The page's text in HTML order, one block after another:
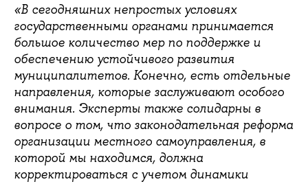
«В сегодняшних непростых условиях
государственными органами принимается
большое количество мер по поддержке и
обеспечению устойчивого развития
муниципалитетов. Конечно, есть отдельные
направления, которые заслуживают особого
внимания. Эксперты также солидарны в
вопросе о том, что законодательная реформа
организации местного самоуправления, в
которой мы находимся, должна
корректироваться с учетом динамики